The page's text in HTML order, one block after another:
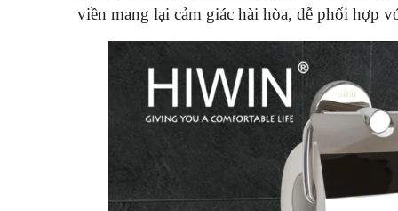
viền mang lại cảm giác hài hòa, dễ phối hợp